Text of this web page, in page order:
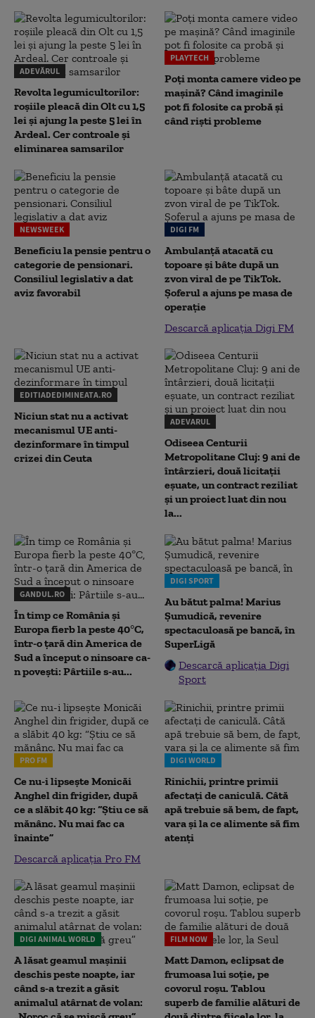
ADEVĂRUL
Revolta legumicultorilor:
roșiile pleacă din Olt cu 1,5
lei și ajung la peste 5 lei în
Ardeal. Cer controale și
eliminarea samsarilor
PLAYTECH
Poți monta camere video pe
mașină? Când imaginile
pot fi folosite ca probă și
când riști probleme
NEWSWEEK
Beneficiu la pensie pentru o
categorie de pensionari.
Consiliul legislativ a dat
aviz favorabil
DIGI FM
Ambulanță atacată cu
topoare și bâte după un
zvon viral de pe TikTok.
Șoferul a ajuns pe masa de
operație
Descarcă aplicația Digi FM
EDITIADEDIMINEATA.RO
Niciun stat nu a activat
mecanismul UE anti-
dezinformare în timpul
crizei din Ceuta
ADEVARUL
Odiseea Centurii
Metropolitane Cluj: 9 ani de
întârzieri, două licitații
eșuate, un contract reziliat
și un proiect luat din nou
la...
GANDUL.RO
În timp ce România și
Europa fierb la peste 40°C,
într-o țară din America de
Sud a început o ninsoare ca-
n povești: Pârtiile s-au...
DIGI SPORT
Au bătut palma! Marius
Șumudică, revenire
spectaculoasă pe bancă, în
SuperLigă
Descarcă aplicația Digi
Sport
PRO FM
Ce nu-i lipsește Monicăi
Anghel din frigider, după
ce a slăbit 40 kg: “Știu ce să
mănânc. Nu mai fac ca
înainte”
Descarcă aplicația Pro FM
DIGI WORLD
Rinichii, printre primii
afectați de caniculă. Câtă
apă trebuie să bem, de fapt,
vara și la ce alimente să fim
atenți
DIGI ANIMAL WORLD
A lăsat geamul mașinii
deschis peste noapte, iar
când s-a trezit a găsit
animalul atârnat de volan:
FILM NOW
Matt Damon, eclipsat de
frumoasa lui soție, pe
covorul roșu. Tablou
superb de familie alături de